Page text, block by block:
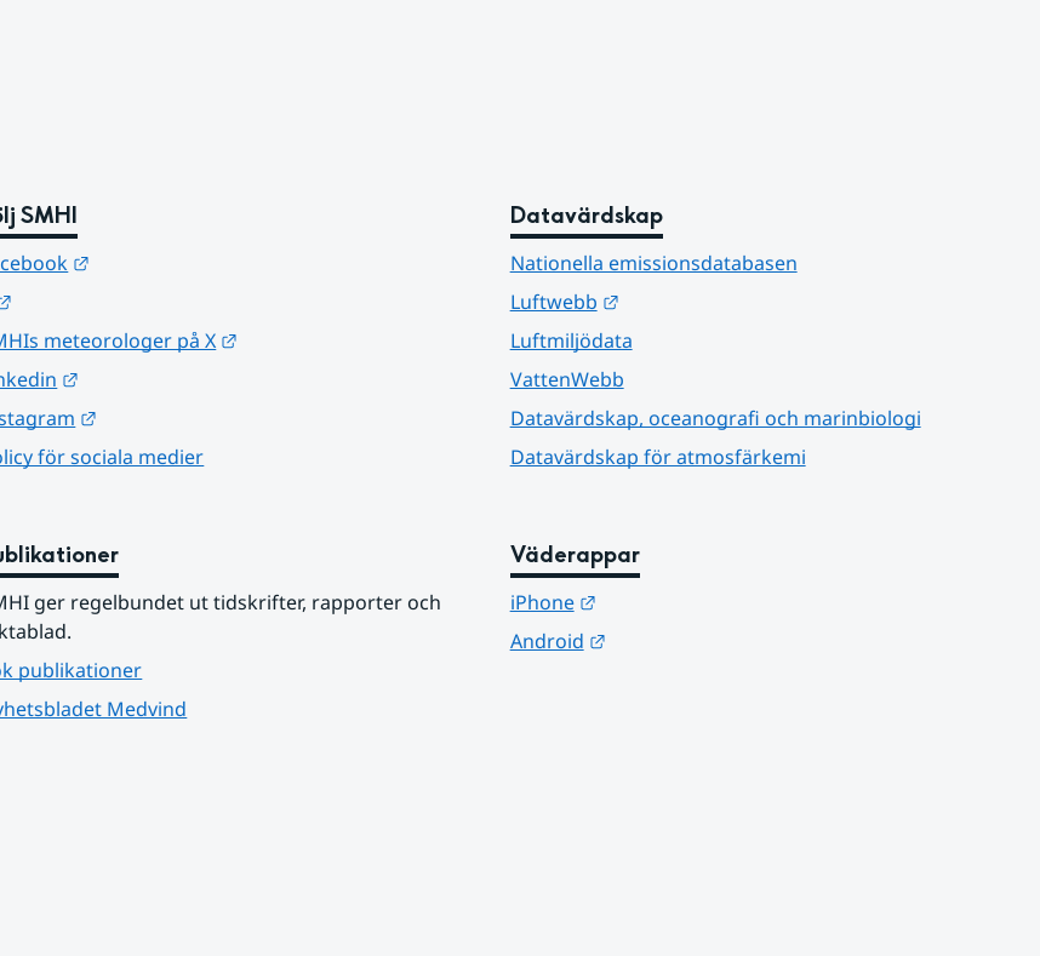
SMHI
meteorologer på X
för sociala medier
Datavärdskap
Nationella emissionsdatabasen
Luftwebb
Länk till annan webbplats.
Luftmiljödata
VattenWebb
Datavärdskap, oceanografi och marinbiologi
Datavärdskap för atmosfärkemi
ger regelbundet ut tidskrifter, rapporter och
publikationer
Medvind
Väderappar
iPhone
Länk till annan webbplats.
Android
Länk till annan webbplats.